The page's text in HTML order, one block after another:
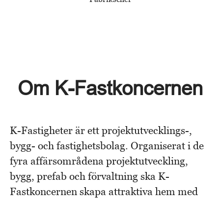
Om K-Fastkoncernen
K-Fastigheter är ett projektutvecklings-,
bygg- och fastighetsbolag. Organiserat i de
fyra affärsområdena projektutveckling,
bygg, prefab och förvaltning ska K-
Fastkoncernen skapa attraktiva hem med